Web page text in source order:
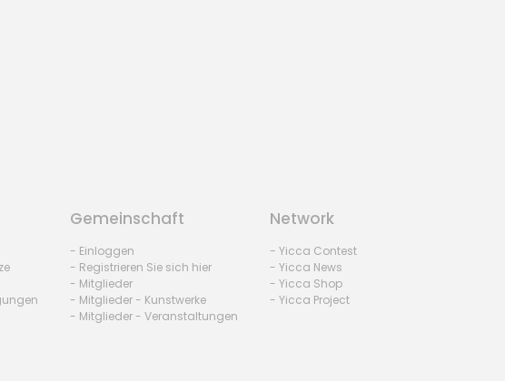
Gemeinschaft
- Einloggen
- Registrieren Sie sich hier
- Mitglieder
- Mitglieder - Kunstwerke
- Mitglieder - Veranstaltungen
Network
- Yicca Contest
- Yicca News
- Yicca Shop
- Yicca Project